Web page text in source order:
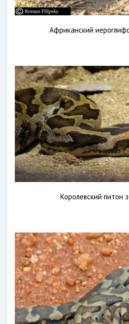
Африканский
Королевский питон